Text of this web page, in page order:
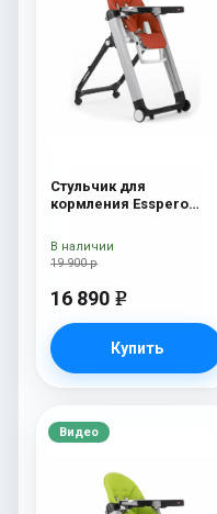
Стульчик для
кормления Esspero
19 900 р
16 890 e
Купить
В наличии
Видео